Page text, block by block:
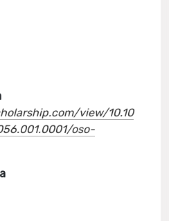
view/10.10
oso-